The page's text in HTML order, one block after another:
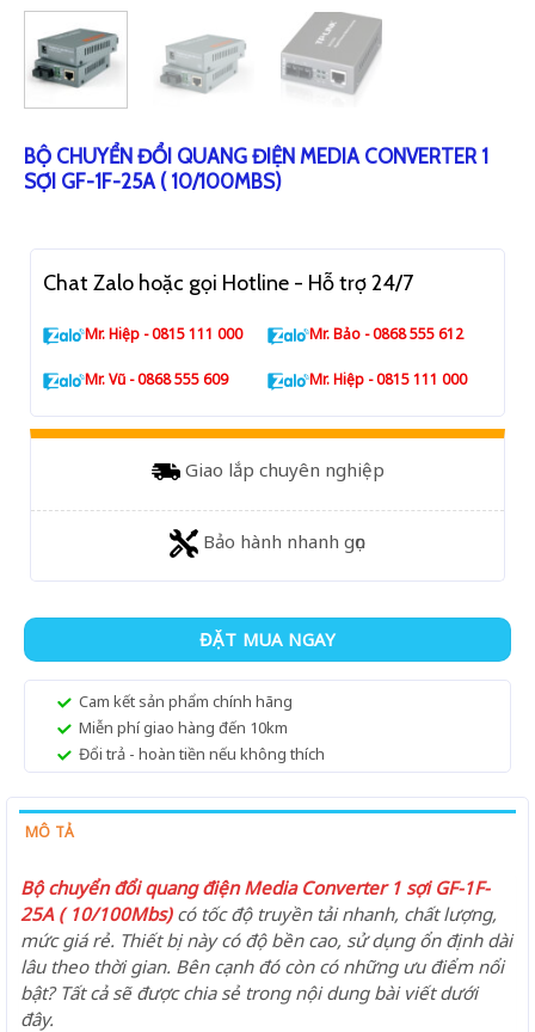
BỘ CHUYỂN ĐỔI QUANG ĐIỆN MEDIA CONVERTER 1
SỢI GF-1F-25A ( 10/100MBS)
Chat Zalo hoặc gọi Hotline - Hỗ trợ 24/7
Mr. Hiệp - 0815 111 000 Mr. Bảo - 0868 555 612
Mr. Vũ - 0868 555 609 Mr. Hiệp - 0815 111 000
Giao lắp chuyên nghiệp
Bảo hành nhanh gọn
ĐẶT MUA NGAY
Cam kết sản phẩm chính hãng
Miễn phí giao hàng đến 10km
Đổi trả - hoàn tiền nếu không thích
MÔ TẢ
Bộ chuyển đổi quang điện Media Converter 1 sợi GF-1F-
25A ( 10/100Mbs) có tốc độ truyền tải nhanh, chất lượng,
mức giá rẻ. Thiết bị này có độ bền cao, sử dụng ổn định dài
lâu theo thời gian. Bên cạnh đó còn có những ưu điểm nổi
bật? Tất cả sẽ được chia sẻ trong nội dung bài viết dưới
đây.